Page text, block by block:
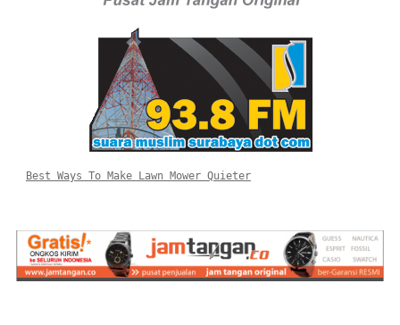
Best Ways To Make Lawn Mower Quieter